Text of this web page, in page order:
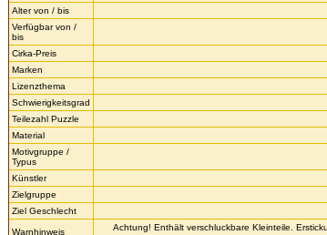
Alter von / bis
Verfügbar von /
bis
Cirka-Preis
Marken
Lizenzthema
Schwierigkeitsgrad
Teilezahl Puzzle
Material
Motivgruppe /
Typus
Künstler
Zielgruppe
Ziel Geschlecht
Warnhinweis
Achtung! Enthält verschluckbare Kleinteile.